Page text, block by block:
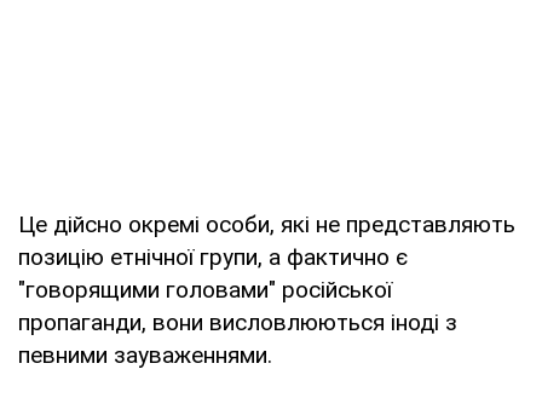
Це дійсно окремі особи, які не представляють
позицію етнічної групи, а фактично є
"говорящими головами" російської
пропаганди, вони висловлюються іноді з
певними зауваженнями.